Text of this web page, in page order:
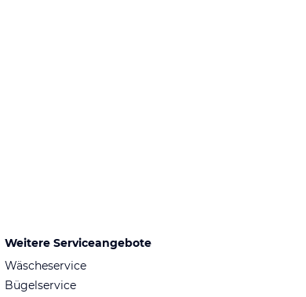
Weitere Serviceangebote
Wäscheservice
Bügelservice